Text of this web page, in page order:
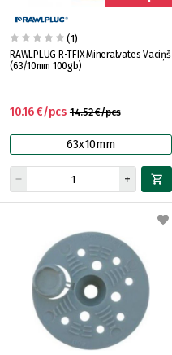
(1)
RAWLPLUG R-TFIX Mineralvates Vāciņš
(63/10mm 100gb)
14.52 €/pcs
10.16 €/pcs
63x10mm